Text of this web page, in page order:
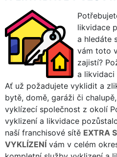
likvidace
a hledáte
vám toto
zajistí?
a likvidaci
Ať už požadujete vyklidit a
bytě, domě, garáži či
vyklízecí společnost z okolí
vyklizení a likvidace
naší franchisové sítě EXTRA
VYKLÍZENÍ vám v celém